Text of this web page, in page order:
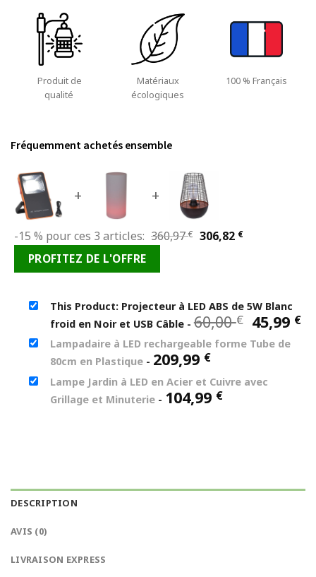
Produit de
qualité
Matériaux
écologiques
100 % Français
Fréquemment achetés ensemble
+ +
-15 % pour ces 3 articles: 360,97€ Le
360,97 €.
306,82 €Le
306,82 €.
PROFITEZ DE L'OFFRE
This Product: Projecteur à LED ABS de 5W Blanc
froid en Noir et USB Câble -60,00€ Le
prix
initial
60,00 €.
45,99 €
Lampadaire à LED rechargeable forme Tube de
80cm en Plastique - 209,99 €
Lampe Jardin à LED en Acier et Cuivre avec
Grillage et Minuterie - 104,99 €
DESCRIPTION
AVIS (0)
LIVRAISON EXPRESS